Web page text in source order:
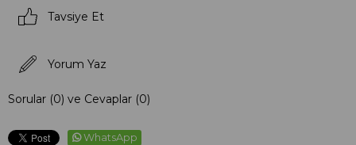
Tavsiye Et
Yorum Yaz
Sorular (0) ve Cevaplar (0)
WhatsApp